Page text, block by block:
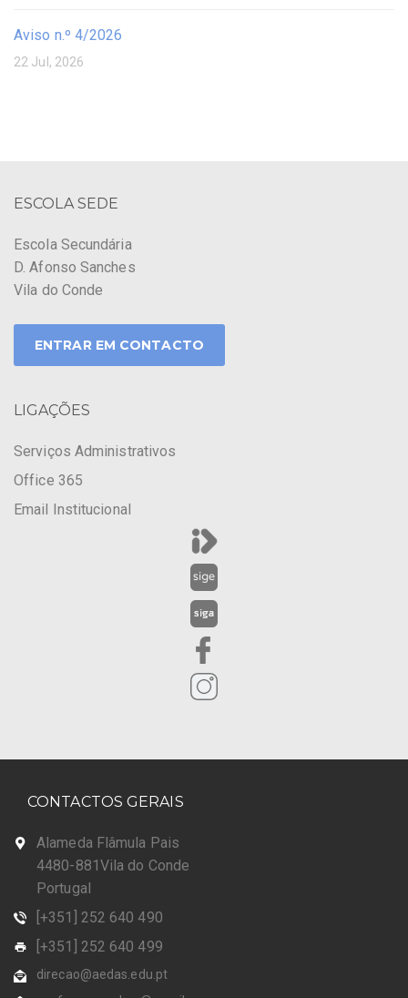
Aviso n.º 4/2026
22 Jul, 2026
ESCOLA SEDE
Escola Secundária
D. Afonso Sanches
Vila do Conde
ENTRAR EM CONTACTO
LIGAÇÕES
Serviços Administrativos
Office 365
Email Institucional
CONTACTOS GERAIS
Alameda Flâmula Pais
4480-881Vila do Conde
Portugal
[+351] 252 640 490
[+351] 252 640 499
direcao@aedas.edu.pt